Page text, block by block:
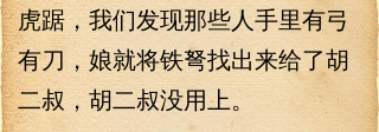
虎踞，我们发现那些人手里有弓
有刀，娘就将铁弩找出来给了胡
二叔，胡二叔没用上。